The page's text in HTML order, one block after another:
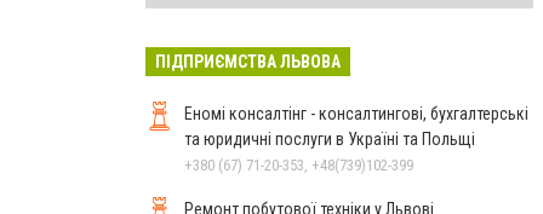
ПІДПРИЄМСТВА ЛЬВОВА
Еномі консалтінг - консалтингові, бухгалтерські
та юридичні послуги в Україні та Польщі
+380 (67) 71-20-353, +48(739)102-399
Ремонт побутової техніки у Львові